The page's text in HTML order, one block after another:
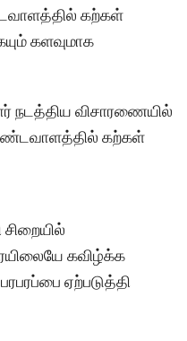
கற்கள்
களவுமாக
நடத்திய விசாரணையில்
கற்கள்
கவிழ்க்க
ஏற்படுத்தி